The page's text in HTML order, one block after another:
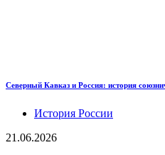
Северный Кавказ и Россия: история
История России
21.06.2026